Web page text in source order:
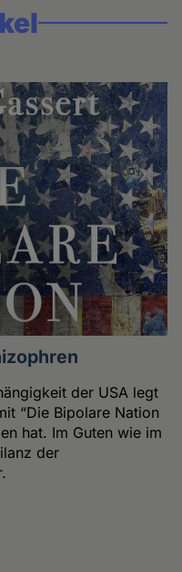
der USA legt
“Die Bipolare Nation
hat. Im Guten wie im
der